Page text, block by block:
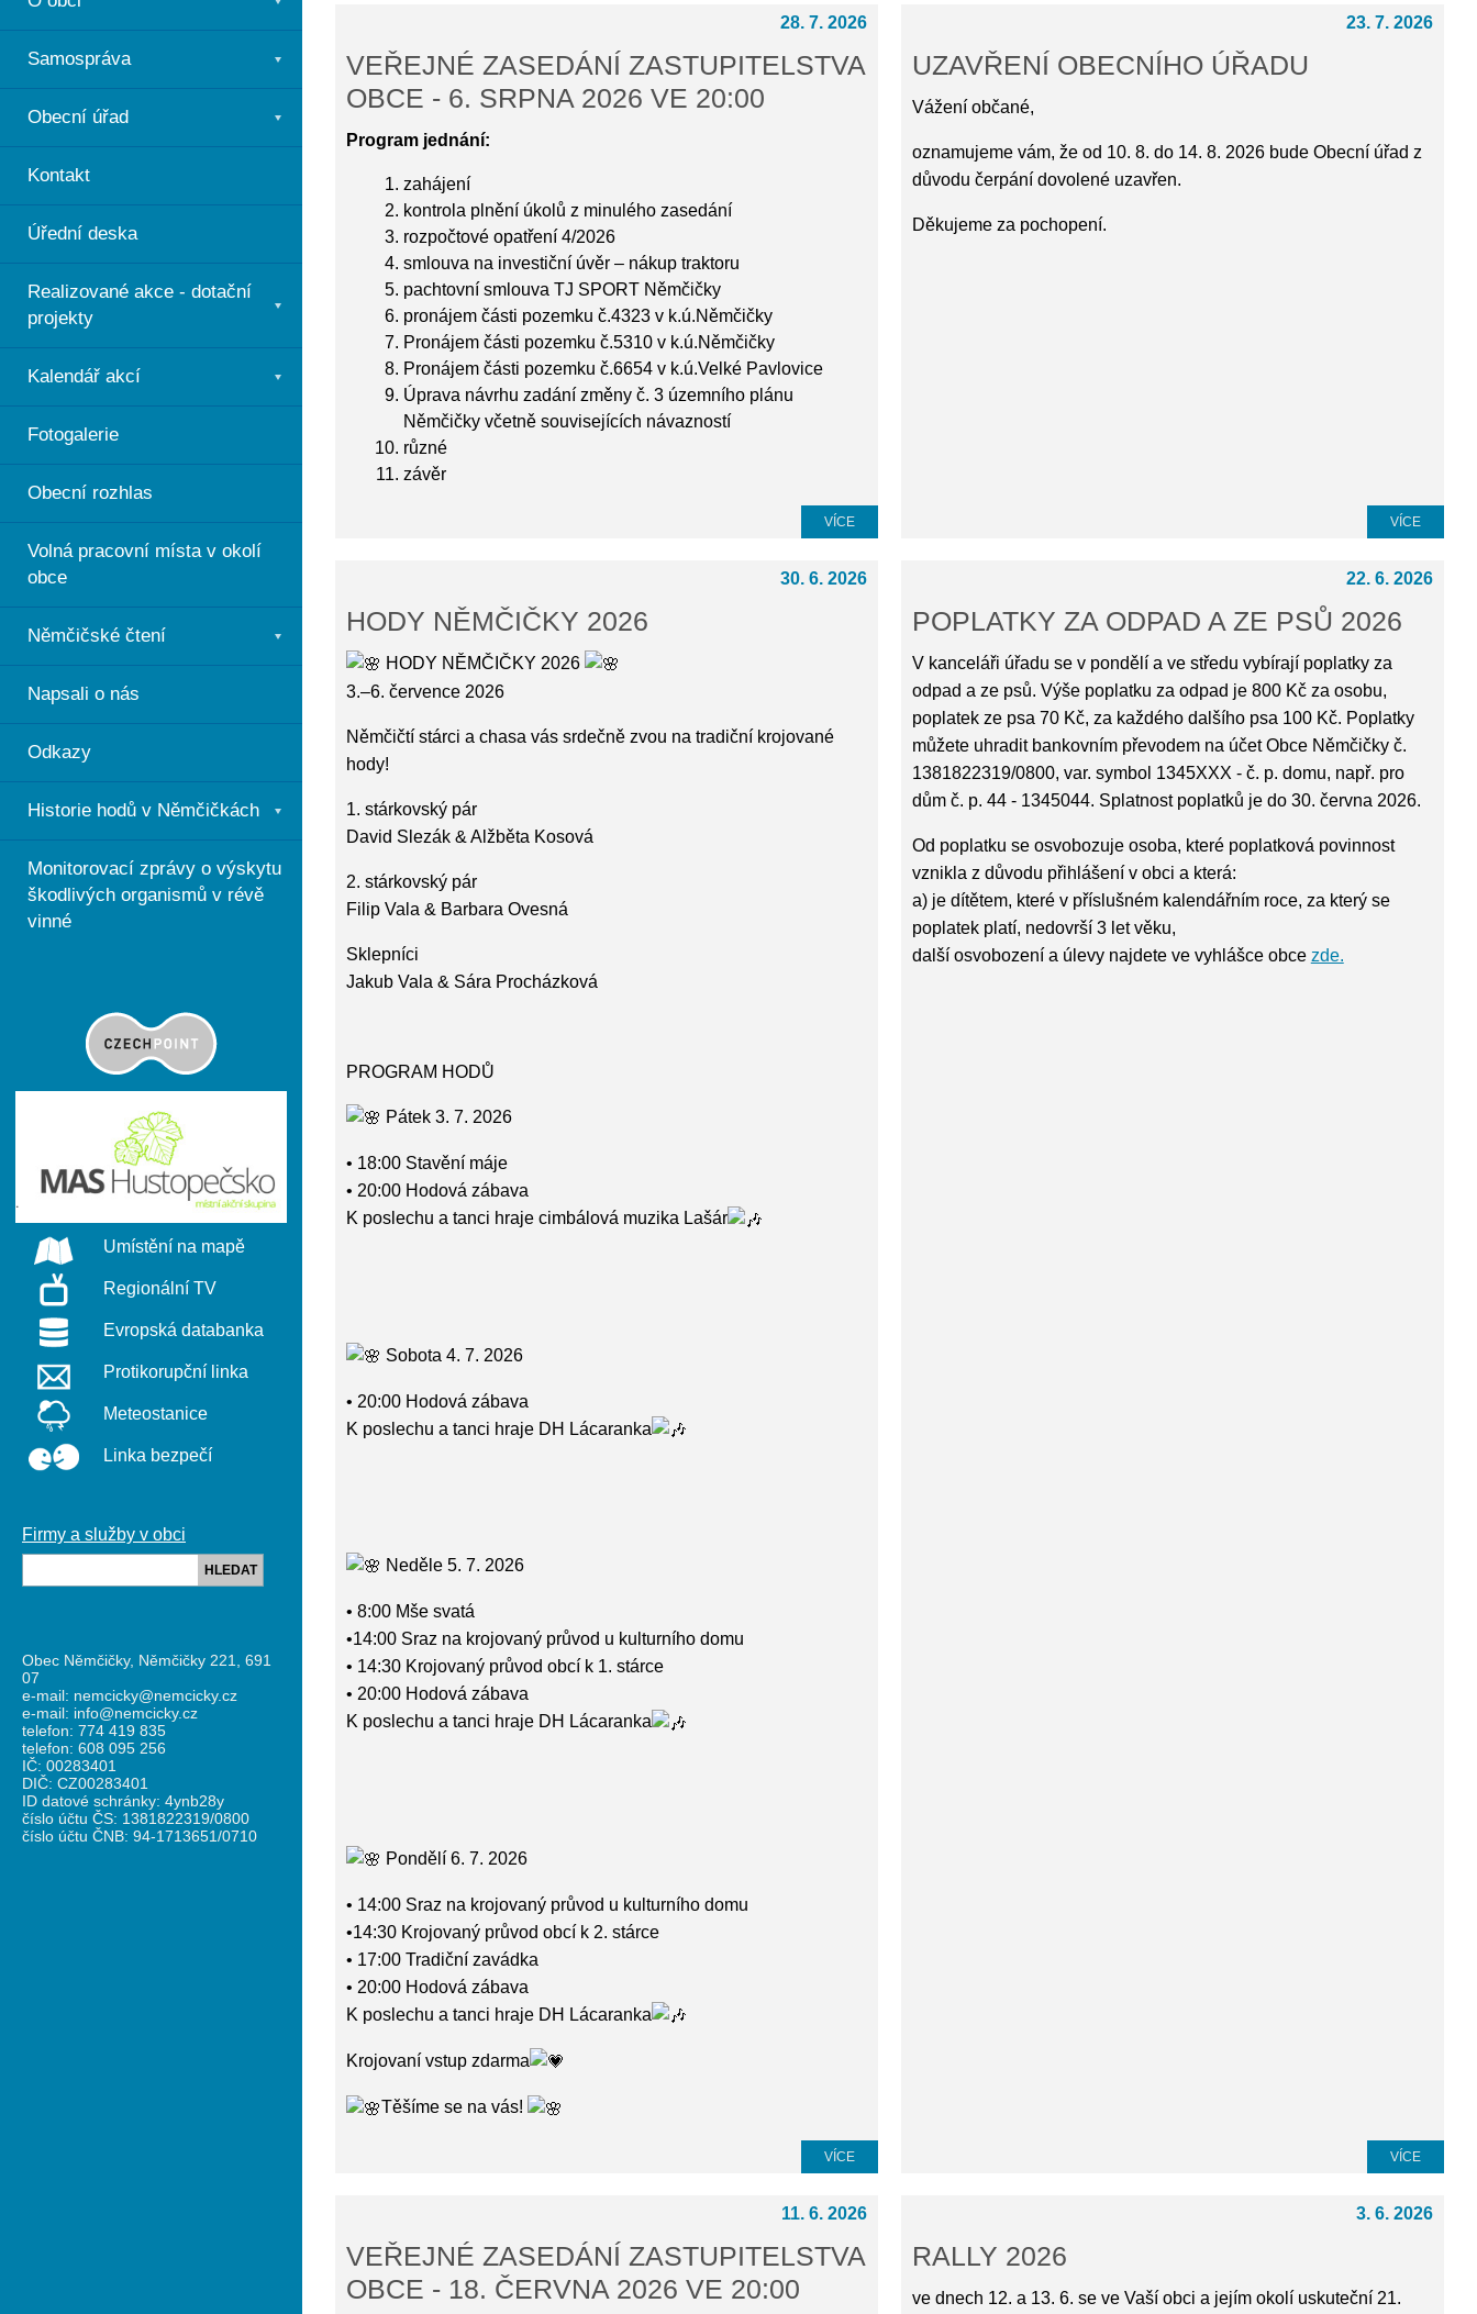
Samospráva
Obecní úřad
Kontakt
Úřední deska
Realizované akce - dotační
projekty
Kalendář akcí
Fotogalerie
Obecní rozhlas
Volná pracovní místa v okolí
obce
Němčičské čtení
Napsali o nás
Odkazy
Historie hodů v Němčičkách
Monitorovací zprávy o výskytu
škodlivých organismů v révě
vinné
Umístění na mapě
Regionální TV
Evropská databanka
Protikorupční linka
Meteostanice
Linka bezpečí
Firmy a služby v obci
HLEDAT
Obec Němčičky, Němčičky 221, 691
07
e-mail: nemcicky@nemcicky.cz
e-mail: info@nemcicky.cz
telefon: 774 419 835
telefon: 608 095 256
IČ: 00283401
DIČ: CZ00283401
ID datové schránky: 4ynb28y
číslo účtu ČS: 1381822319/0800
číslo účtu ČNB: 94-1713651/0710
28. 7. 2026
VEŘEJNÉ ZASEDÁNÍ ZASTUPITELSTVA
OBCE - 6. SRPNA 2026 VE 20:00
Program jednání:
zahájení
kontrola plnění úkolů z minulého zasedání
rozpočtové opatření 4/2026
smlouva na investiční úvěr – nákup traktoru
pachtovní smlouva TJ SPORT Němčičky
pronájem části pozemku č.4323 v k.ú.Němčičky
Pronájem části pozemku č.5310 v k.ú.Němčičky
Pronájem části pozemku č.6654 v k.ú.Velké Pavlovice
Úprava návrhu zadání změny č. 3 územního plánu
Němčičky včetně souvisejících návazností
různé
závěr
VÍCE
23. 7. 2026
UZAVŘENÍ OBECNÍHO ÚŘADU
Vážení občané,
oznamujeme vám, že od 10. 8. do 14. 8. 2026 bude Obecní úřad z
důvodu čerpání dovolené uzavřen.
Děkujeme za pochopení.
VÍCE
30. 6. 2026
HODY NĚMČIČKY 2026
HODY NĚMČIČKY 2026
3.–6. července 2026
Němčičtí stárci a chasa vás srdečně zvou na tradiční krojované
hody!
1. stárkovský pár
David Slezák & Alžběta Kosová
2. stárkovský pár
Filip Vala & Barbara Ovesná
Sklepníci
Jakub Vala & Sára Procházková
PROGRAM HODŮ
Pátek 3. 7. 2026
• 18:00 Stavění máje
• 20:00 Hodová zábava
K poslechu a tanci hraje cimbálová muzika Lašár
Sobota 4. 7. 2026
• 20:00 Hodová zábava
K poslechu a tanci hraje DH Lácaranka
Neděle 5. 7. 2026
• 8:00 Mše svatá
•14:00 Sraz na krojovaný průvod u kulturního domu
• 14:30 Krojovaný průvod obcí k 1. stárce
• 20:00 Hodová zábava
K poslechu a tanci hraje DH Lácaranka
Pondělí 6. 7. 2026
• 14:00 Sraz na krojovaný průvod u kulturního domu
•14:30 Krojovaný průvod obcí k 2. stárce
• 17:00 Tradiční zavádka
• 20:00 Hodová zábava
K poslechu a tanci hraje DH Lácaranka
Krojovaní vstup zdarma
Těšíme se na vás!
VÍCE
22. 6. 2026
POPLATKY ZA ODPAD A ZE PSŮ 2026
V kanceláři úřadu se v pondělí a ve středu vybírají poplatky za
odpad a ze psů. Výše poplatku za odpad je 800 Kč za osobu,
poplatek ze psa 70 Kč, za každého dalšího psa 100 Kč. Poplatky
můžete uhradit bankovním převodem na účet Obce Němčičky č.
1381822319/0800, var. symbol 1345XXX - č. p. domu, např. pro
dům č. p. 44 - 1345044. Splatnost poplatků je do 30. června 2026.
Od poplatku se osvobozuje osoba, které poplatková povinnost
vznikla z důvodu přihlášení v obci a která:
a) je dítětem, které v příslušném kalendářním roce, za který se
poplatek platí, nedovrší 3 let věku,
další osvobození a úlevy najdete ve vyhlášce obce zde.
VÍCE
11. 6. 2026
VEŘEJNÉ ZASEDÁNÍ ZASTUPITELSTVA
OBCE - 18. ČERVNA 2026 VE 20:00
3. 6. 2026
RALLY 2026
ve dnech 12. a 13. 6. se ve Vaší obci a jejím okolí uskuteční 21.